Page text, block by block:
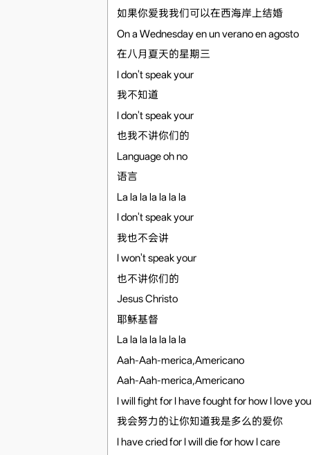
如果你爱我我们可以在西海岸上结婚
On a Wednesday en un verano en agosto
在八月夏天的星期三
I don't speak your
我不知道
I don't speak your
也我不讲你们的
Language oh no
语言
La la la la la la la
I don't speak your
我也不会讲
I won't speak your
也不讲你们的
Jesus Christo
耶稣基督
La la la la la la la
Aah-Aah-merica,Americano
Aah-Aah-merica,Americano
I will fight for I have fought for how I love you
我会努力的让你知道我是多么的爱你
I have cried for I will die for how I care